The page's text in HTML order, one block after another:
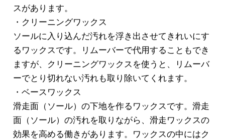
スがあります。
・クリーニングワックス
ソールに入り込んだ汚れを浮き出させてきれいにす
るワックスです。リムーバーで代用することもでき
ますが、クリーニングワックスを使うと、リムーバ
ーでとり切れない汚れも取り除いてくれます。
・ベースワックス
滑走面（ソール）の下地を作るワックスです。滑走
面（ソール）の汚れを取りながら、滑走ワックスの
効果を高める働きがあります。ワックスの中にはク